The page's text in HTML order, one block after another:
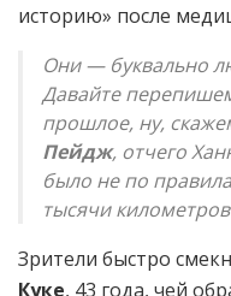
историю» после
Они — буквально
Давайте
прошлое, ну,
Пейдж, отчего
было не по
тысячи
Зрители быстро
Куке, 43 года, чей